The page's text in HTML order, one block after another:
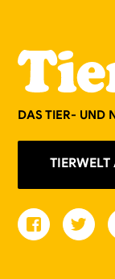
DAS TIER- UND